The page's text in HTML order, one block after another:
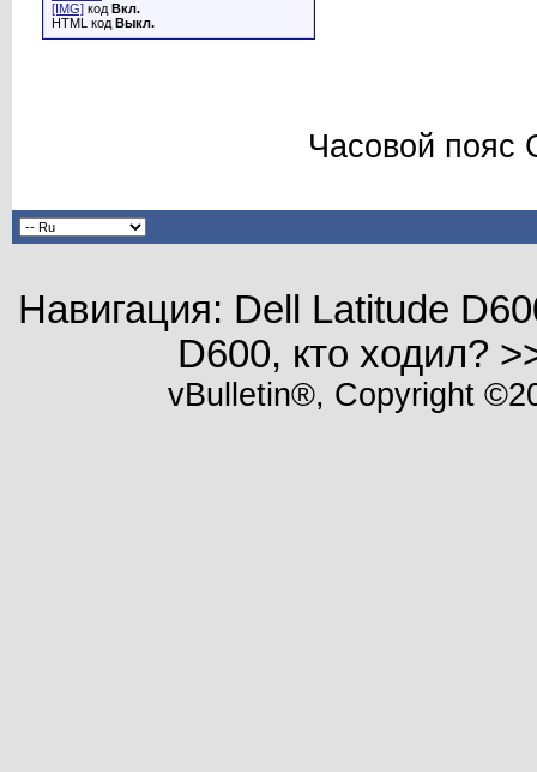
[IMG] код Вкл.
HTML код Выкл.
Часовой пояс
Навигация: Dell Latitude
D600, кто ходил?
vBulletin®, Copyright